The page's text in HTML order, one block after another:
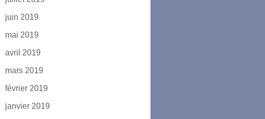
juin 2019
mai 2019
avril 2019
mars 2019
février 2019
janvier 2019